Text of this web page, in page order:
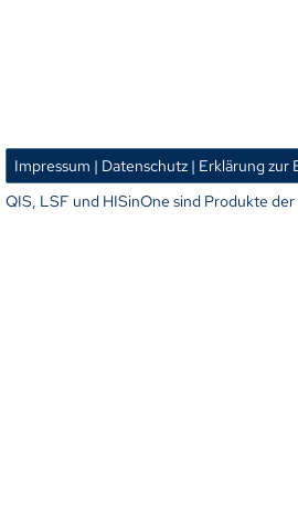
Impressum | Datenschutz | Erklärung zur
QIS, LSF und HISinOne sind Produkte der